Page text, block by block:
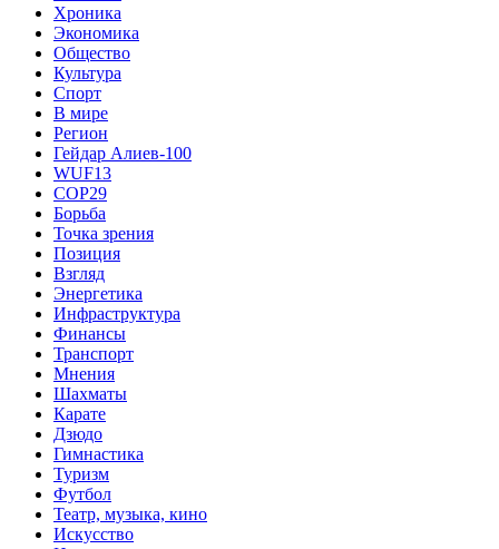
Хроника
Экономика
Общество
Культура
Спорт
В мире
Регион
Гейдар Алиев-100
WUF13
COP29
Борьба
Точка зрения
Позиция
Взгляд
Энергетика
Инфраструктура
Финансы
Транспорт
Мнения
Шахматы
Карате
Дзюдо
Гимнастика
Туризм
Футбол
Театр, музыка, кино
Искусство